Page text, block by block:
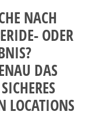
NACH
ODER
DAS
LOCATIONS